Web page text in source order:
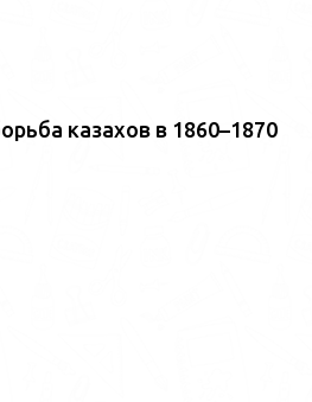
казахов в 1860–1870